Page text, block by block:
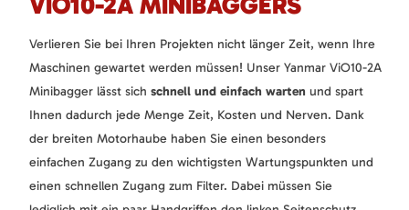
Verlieren Sie bei Ihren Projekten nicht länger Zeit, wenn Ihre
Maschinen gewartet werden müssen! Unser Yanmar ViO10-2A
Minibagger lässt sich schnell und einfach warten und spart
Ihnen dadurch jede Menge Zeit, Kosten und Nerven. Dank
der breiten Motorhaube haben Sie einen besonders
einfachen Zugang zu den wichtigsten Wartungspunkten und
einen schnellen Zugang zum Filter. Dabei müssen Sie